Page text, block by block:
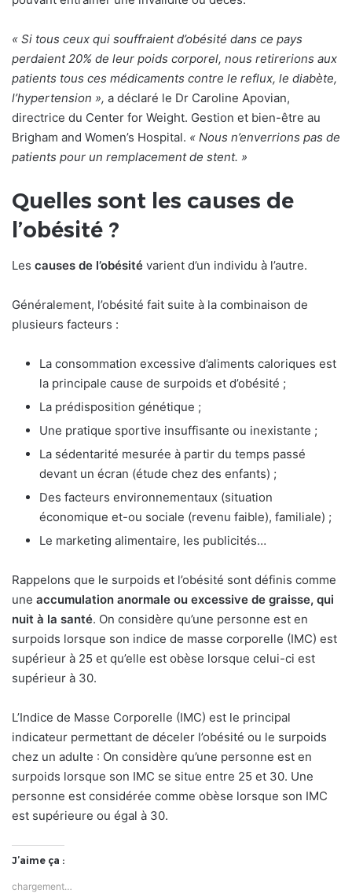
« Si tous ceux qui souffraient d’obésité dans ce pays
perdaient 20% de leur poids corporel, nous retirerions aux
patients tous ces médicaments contre le reflux, le diabète,
l’hypertension », a déclaré le Dr Caroline Apovian,
directrice du Center for Weight. Gestion et bien-être au
Brigham and Women’s Hospital. « Nous n’enverrions pas de
patients pour un remplacement de stent. »
Quelles sont les causes de
l’obésité ?
Les causes de l’obésité varient d’un individu à l’autre.
Généralement, l’obésité fait suite à la combinaison de
plusieurs facteurs :
La consommation excessive d’aliments caloriques est
la principale cause de surpoids et d’obésité ;
La prédisposition génétique ;
Une pratique sportive insuffisante ou inexistante ;
La sédentarité mesurée à partir du temps passé
devant un écran (étude chez des enfants) ;
Des facteurs environnementaux (situation
économique et-ou sociale (revenu faible), familiale) ;
Le marketing alimentaire, les publicités…
Rappelons que le surpoids et l’obésité sont définis comme
une accumulation anormale ou excessive de graisse, qui
nuit à la santé. On considère qu’une personne est en
surpoids lorsque son indice de masse corporelle (IMC) est
supérieur à 25 et qu’elle est obèse lorsque celui-ci est
supérieur à 30.
L’Indice de Masse Corporelle (IMC) est le principal
indicateur permettant de déceler l’obésité ou le surpoids
chez un adulte : On considère qu’une personne est en
surpoids lorsque son IMC se situe entre 25 et 30. Une
personne est considérée comme obèse lorsque son IMC
est supérieure ou égal à 30.
J’aime ça :
chargement…